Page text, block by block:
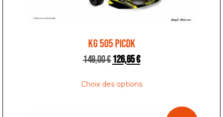
KG 505 PICDK
149,00€126,65€
Choix des options